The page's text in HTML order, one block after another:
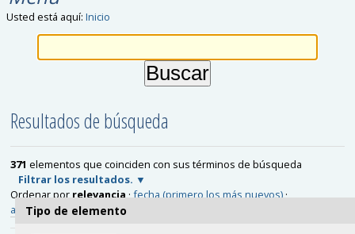
Usted está aquí: Inicio
Resultados de búsqueda
371 elementos que coinciden con sus términos de búsqueda
Filtrar los resultados.
Tipo de elemento
Ordenar porrelevancia·fecha (primero los más nuevos)·
alfabéticamente